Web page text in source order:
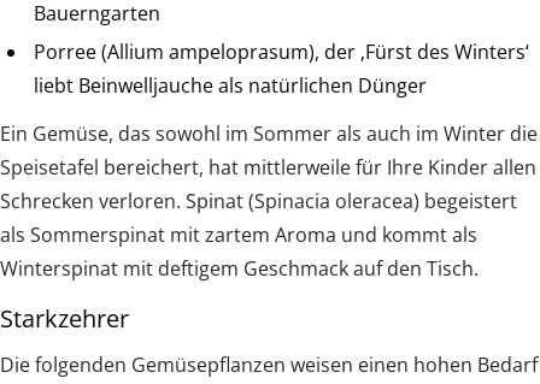
Bauerngarten
Porree (Allium ampeloprasum), der ‚Fürst des Winters‘
liebt Beinwelljauche als natürlichen Dünger
Ein Gemüse, das sowohl im Sommer als auch im Winter die
Speisetafel bereichert, hat mittlerweile für Ihre Kinder allen
Schrecken verloren. Spinat (Spinacia oleracea) begeistert
als Sommerspinat mit zartem Aroma und kommt als
Winterspinat mit deftigem Geschmack auf den Tisch.
Starkzehrer
Die folgenden Gemüsepflanzen weisen einen hohen Bedarf